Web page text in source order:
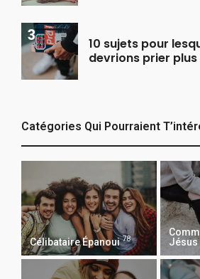
10 sujets pour
devrions prier
Catégories Qui Pourraient
Célibataire Épanoui 78
Jésus